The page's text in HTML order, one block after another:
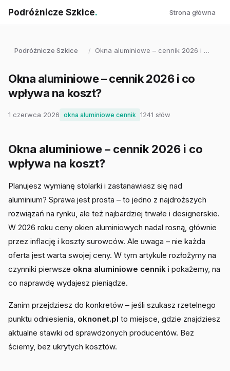
Podróżnicze Szkice. Strona główna
Podróżnicze Szkice / Okna aluminiowe – cennik 2026 i …
Okna aluminiowe – cennik 2026 i co
wpływa na koszt?
1 czerwca 2026 okna aluminiowe cennik 1241 słów
Okna aluminiowe – cennik 2026 i co
wpływa na koszt?
Planujesz wymianę stolarki i zastanawiasz się nad
aluminium? Sprawa jest prosta – to jedno z najdroższych
rozwiązań na rynku, ale też najbardziej trwałe i designerskie.
W 2026 roku ceny okien aluminiowych nadal rosną, głównie
przez inflację i koszty surowców. Ale uwaga – nie każda
oferta jest warta swojej ceny. W tym artykule rozłożymy na
czynniki pierwsze okna aluminiowe cennik i pokażemy, na
co naprawdę wydajesz pieniądze.
Zanim przejdziesz do konkretów – jeśli szukasz rzetelnego
punktu odniesienia, oknonet.pl to miejsce, gdzie znajdziesz
aktualne stawki od sprawdzonych producentów. Bez
ściemy, bez ukrytych kosztów.